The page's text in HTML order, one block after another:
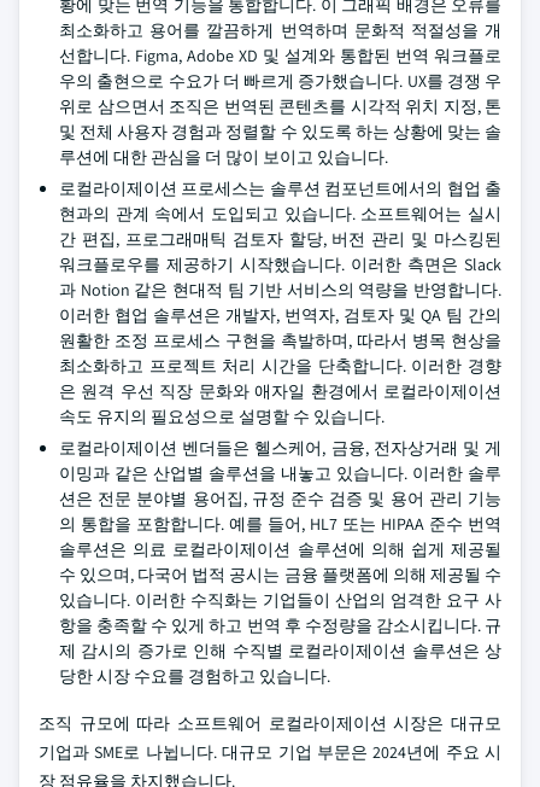
황에 맞는 번역 기능을 통합합니다. 이 그래픽 배경은 오류를
최소화하고 용어를 깔끔하게 번역하며 문화적 적절성을 개
선합니다. Figma, Adobe XD 및 설계와 통합된 번역 워크플로
우의 출현으로 수요가 더 빠르게 증가했습니다. UX를 경쟁 우
위로 삼으면서 조직은 번역된 콘텐츠를 시각적 위치 지정, 톤
및 전체 사용자 경험과 정렬할 수 있도록 하는 상황에 맞는 솔
루션에 대한 관심을 더 많이 보이고 있습니다.
로컬라이제이션 프로세스는 솔루션 컴포넌트에서의 협업 출
현과의 관계 속에서 도입되고 있습니다. 소프트웨어는 실시
간 편집, 프로그래매틱 검토자 할당, 버전 관리 및 마스킹된
워크플로우를 제공하기 시작했습니다. 이러한 측면은 Slack
과 Notion 같은 현대적 팀 기반 서비스의 역량을 반영합니다.
이러한 협업 솔루션은 개발자, 번역자, 검토자 및 QA 팀 간의
원활한 조정 프로세스 구현을 촉발하며, 따라서 병목 현상을
최소화하고 프로젝트 처리 시간을 단축합니다. 이러한 경향
은 원격 우선 직장 문화와 애자일 환경에서 로컬라이제이션
속도 유지의 필요성으로 설명할 수 있습니다.
로컬라이제이션 벤더들은 헬스케어, 금융, 전자상거래 및 게
이밍과 같은 산업별 솔루션을 내놓고 있습니다. 이러한 솔루
션은 전문 분야별 용어집, 규정 준수 검증 및 용어 관리 기능
의 통합을 포함합니다. 예를 들어, HL7 또는 HIPAA 준수 번역
솔루션은 의료 로컬라이제이션 솔루션에 의해 쉽게 제공될
수 있으며, 다국어 법적 공시는 금융 플랫폼에 의해 제공될 수
있습니다. 이러한 수직화는 기업들이 산업의 엄격한 요구 사
항을 충족할 수 있게 하고 번역 후 수정량을 감소시킵니다. 규
제 감시의 증가로 인해 수직별 로컬라이제이션 솔루션은 상
당한 시장 수요를 경험하고 있습니다.
조직 규모에 따라 소프트웨어 로컬라이제이션 시장은 대규모
기업과 SME로 나뉩니다. 대규모 기업 부문은 2024년에 주요 시
장 점유율을 차지했습니다.